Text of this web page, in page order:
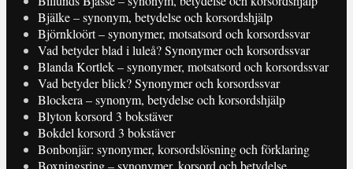
Bjälke – synonym, betydelse och korsordshjälp
Björnkloört – synonymer, motsatsord och korsordssvar
Vad betyder blad i luleå? Synonymer och korsordssvar
Blanda Kortlek – synonymer, motsatsord och korsordssvar
Vad betyder blick? Synonymer och korsordssvar
Blockera – synonym, betydelse och korsordshjälp
Blyton korsord 3 bokstäver
Bokdel korsord 3 bokstäver
Bonbonjär: synonymer, korsordslösning och förklaring